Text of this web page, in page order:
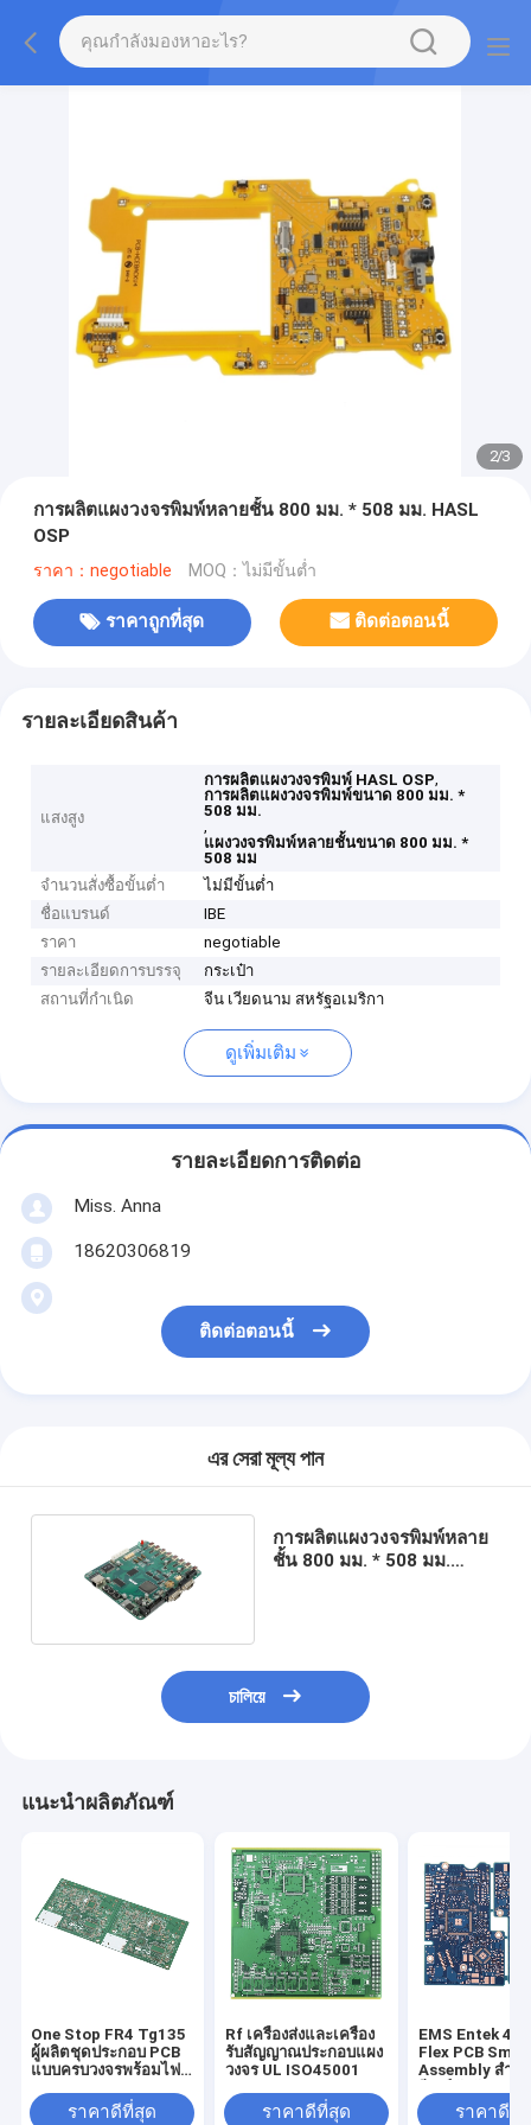
2/3
การผลิตแผงวงจรพิมพ์หลายชั้น 800 มม. * 508 มม. HASL
OSP
ราคา：negotiable MOQ：ไม่มีขั้นต่ำ
ราคาถูกที่สุด ติดต่อตอนนี้
รายละเอียดสินค้า
แสงสูง
การผลิตแผงวงจรพิมพ์ HASL OSP,
การผลิตแผงวงจรพิมพ์ขนาด 800 มม. *
508 มม.
,
แผงวงจรพิมพ์หลายชั้นขนาด 800 มม. *
508 มม
จำนวนสั่งซื้อขั้นต่ำ
ไม่มีขั้นต่ำ
ชื่อแบรนด์
IBE
ราคา
negotiable
รายละเอียดการบรรจุ
กระเป๋า
สถานที่กำเนิด
จีน เวียดนาม สหรัฐอเมริกา
ดูเพิ่มเติม
รายละเอียดการติดต่อ
Miss. Anna
18620306819
ติดต่อตอนนี้
এর সেরা মূল্য পান
การผลิตแผงวงจรพิมพ์หลาย
ชั้น 800 มม. * 508 มม.
চালিয়ে
แนะนำผลิตภัณฑ์
One Stop FR4 Tg135
ผู้ผลิตชุดประกอบ PCB
แบบครบวงจรพร้อมไฟล์
ราคาดีที่สุด
Rf เครื่องส่งและเครื่อง
รับสัญญาณประกอบแผง
วงจร UL ISO45001
ราคาดีที่สุด
EMS Entek 4
Flex PCB Smt
Assembly สำห
ราคาดีที่